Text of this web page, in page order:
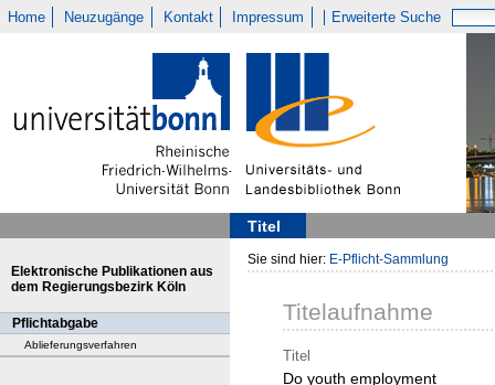
Home Neuzugänge Kontakt Impressum Erweiterte Suche
Titel
Elektronische Publikationen aus
dem Regierungsbezirk Köln
Pflichtabgabe
Ablieferungsverfahren
Sie sind hier: E-Pflicht-Sammlung
Titelaufnahme
Titel
Do youth employment